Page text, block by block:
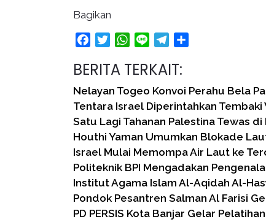
Bagikan
FacebookTwitterWhatsApp
Line Telegram
BERITA TERKAIT:
Nelayan Togeo Konvoi Perahu Bela
Tentara Israel Diperintahkan Tembaki
Satu Lagi Tahanan Palestina Tewas di
Houthi Yaman Umumkan Blokade
Israel Mulai Memompa Air Laut ke
Politeknik BPI Mengadakan
Institut Agama Islam Al-Aqidah Al-
Pondok Pesantren Salman Al Farisi
PD PERSIS Kota Banjar Gelar